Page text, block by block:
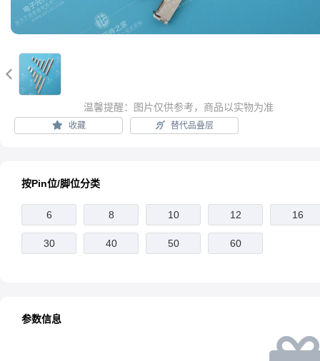

温馨提醒：图片仅供参考，商品以实物为准
收藏 替代品叠层
按Pin位/脚位分类
6 8 10 12 16
30 40 50 60
参数信息